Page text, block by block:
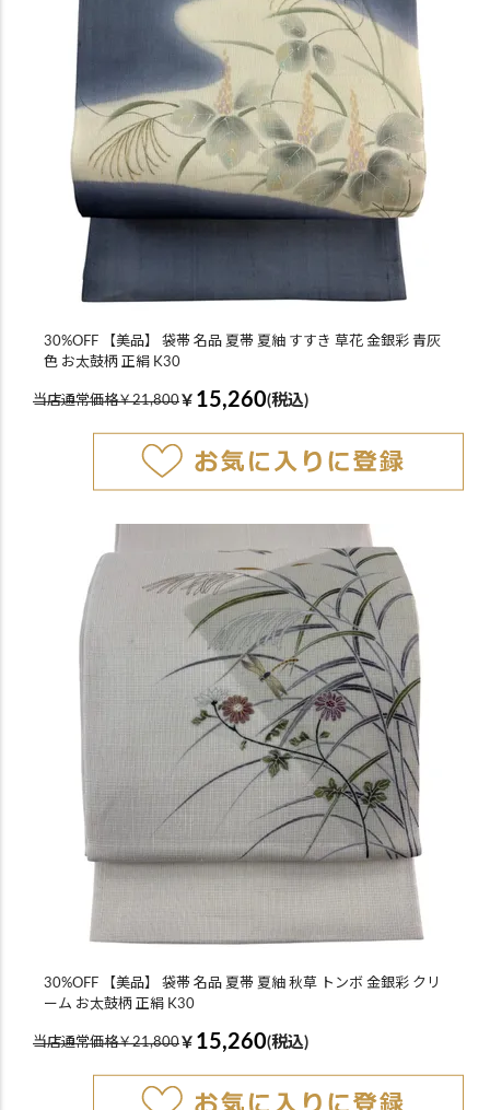
30%OFF 【美品】 袋帯 名品 夏帯 夏紬 すすき 草花 金銀彩 青灰
色 お太鼓柄 正絹 K30
当店通常価格￥21,800￥ 15,260(税込)
30%OFF 【美品】 袋帯 名品 夏帯 夏紬 秋草 トンボ 金銀彩 クリ
ーム お太鼓柄 正絹 K30
当店通常価格￥21,800￥ 15,260(税込)